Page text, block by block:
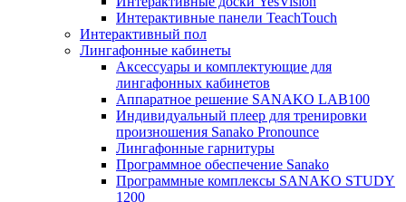
Интерактивные панели TeachTouch
Интерактивный пол
Лингафонные кабинеты
Аксессуары и комплектующие для
лингафонных кабинетов
Аппаратное решение SANAKO LAB100
Индивидуальный плеер для тренировки
произношения Sanako Pronounce
Лингафонные гарнитуры
Программное обеспечение Sanako
Программные комплексы SANAKO STUDY
1200